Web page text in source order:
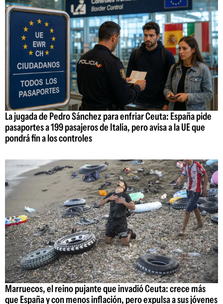
La jugada de Pedro Sánchez para enfriar Ceuta: España pide
pasaportes a 199 pasajeros de Italia, pero avisa a la UE que
pondrá fin a los controles
Marruecos, el reino pujante que invadió Ceuta: crece más
que España y con menos inflación, pero expulsa a sus jóvenes